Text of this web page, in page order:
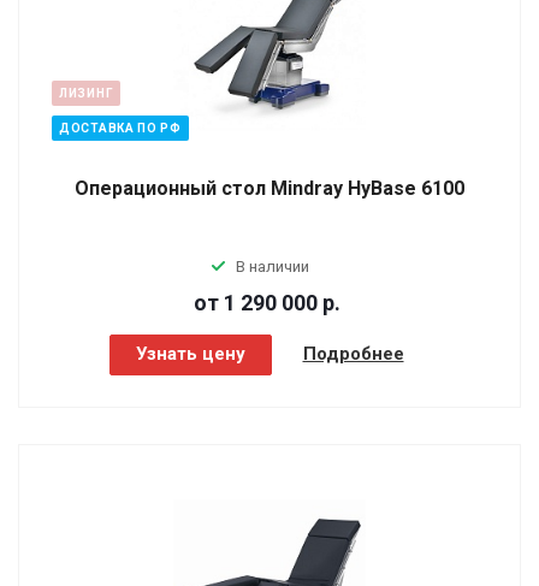
ЛИЗИНГ
ДОСТАВКА ПО РФ
Операционный стол Mindray HyBase 6100
В наличии
от 1 290 000 р.
Узнать цену Подробнее